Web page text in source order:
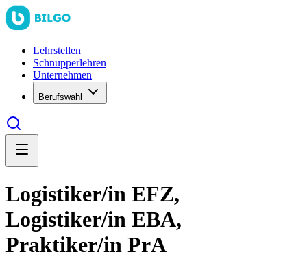
Lehrstellen
Schnupperlehren
Unternehmen
Berufswahl
Logistiker/in EFZ,
Logistiker/in EBA,
Praktiker/in PrA